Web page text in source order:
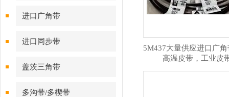
进口广角带
进口同步带
盖茨三角带
多沟带/多楔带
5M437大量供应进口广
高温皮带，工业皮